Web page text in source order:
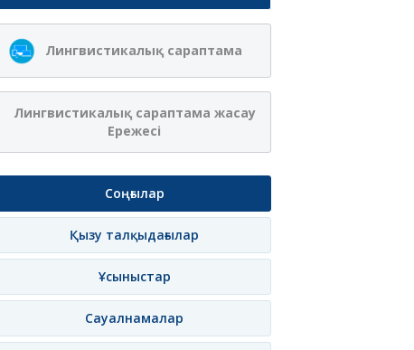
Лингвистикалық сараптама
Лингвистикалық сараптама жасау
Ережесі
Соңғылар
Қызу талқыдағылар
Ұсыныстар
Сауалнамалар